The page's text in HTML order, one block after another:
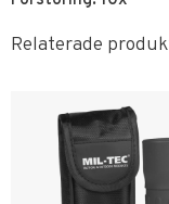
Relaterade